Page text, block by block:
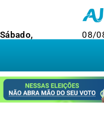
Sábado, 08/